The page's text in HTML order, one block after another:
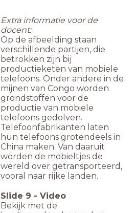
Extra informatie voor de
docent:
Op de afbeelding staan
verschillende partijen, die
betrokken zijn bij
productieketen van mobiele
telefoons. Onder andere in de
mijnen van Congo worden
grondstoffen voor de
productie van mobiele
telefoons gedolven.
Telefoonfabrikanten laten
hun telefoons grotendeels in
China maken. Van daaruit
worden de mobieltjes de
wereld over getransporteerd,
vooral naar rijke landen.
Slide 9 - Video
Bekijk met de